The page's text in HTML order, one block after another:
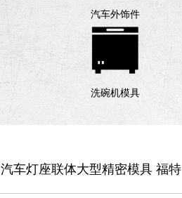
汽车外饰件
洗碗机模具
汽车灯座联体大型精密模具 福特